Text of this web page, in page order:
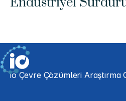
io Çevre Çözümleri Araştırma